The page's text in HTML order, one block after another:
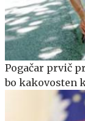
Pogačar prvič
bo kakovosten